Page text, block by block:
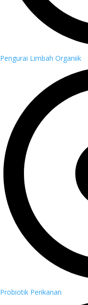
Pengurai Limbah Organiik
Probiotik Perikanan